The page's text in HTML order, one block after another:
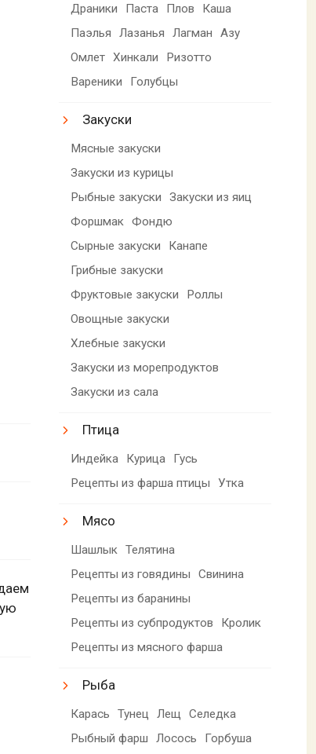
Драники
Паста Плов
Каша
Паэлья
Лазанья Лагман
Азу
Омлет Хинкали
Ризотто
Вареники
Голубцы
Закуски
Мясные закуски
Закуски из курицы
Рыбные закуски
Закуски из яиц
Форшмак Фондю
Сырные закуски
Канапе
Грибные закуски
Фруктовые закуски
Роллы
Овощные закуски
Хлебные закуски
Закуски из морепродуктов
Закуски из сала
Птица
Индейка Курица
Гусь
Рецепты из фарша птицы
Утка
Мясо
Шашлык Телятина
Рецепты из говядины
Свинина
Рецепты из баранины
Рецепты из субпродуктов
Кролик
Рецепты из мясного фарша
Рыба
Карась Тунец Лещ
Селедка
Рыбный фарш
Лосось
Горбуша